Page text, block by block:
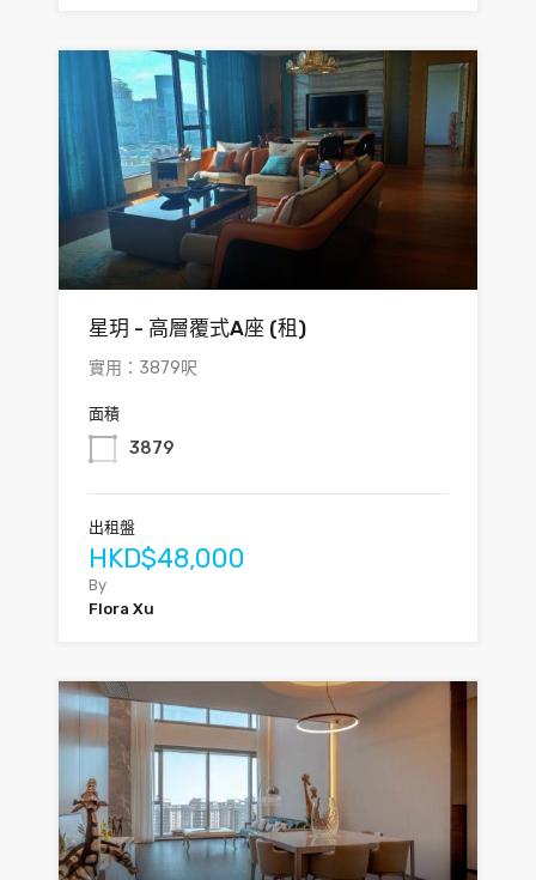
星玥 - 高層覆式A座 (租)
實用：3879呎
面積
3879
出租盤
HKD$48,000
By
Flora Xu